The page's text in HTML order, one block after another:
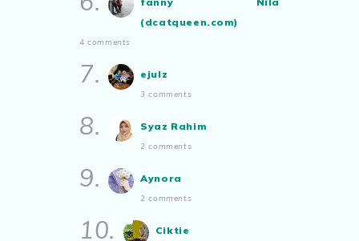
(dcatqueen.com)
4 comments
7. ejulz
3 comments
8. Syaz Rahim
2 comments
9. Aynora
2 comments
10. Ciktie